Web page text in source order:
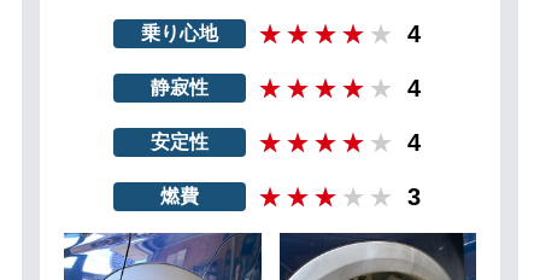
乗り心地 4
静寂性 4
安定性 4
燃費 3